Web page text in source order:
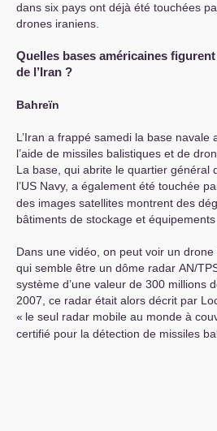
dans six pays ont déjà été touchées
drones iraniens.
Quelles bases américaines
de l’Iran ?
Bahreïn
L’Iran a frappé samedi la base
l’aide de missiles balistiques et de
La base, qui abrite le quartier général
l’US Navy, a également été touchée
des images satellites montrent des
bâtiments de stockage et
Dans une vidéo, on peut voir un drone
qui semble être un dôme radar AN/
système d’une valeur de 300 millions
2007, ce radar était alors décrit par
« le seul radar mobile au monde à
certifié pour la détection de missiles